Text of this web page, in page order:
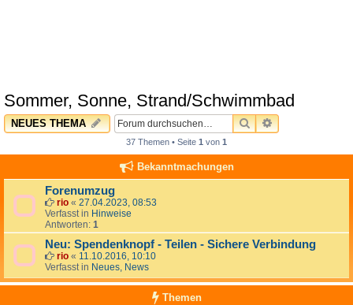
Sommer, Sonne, Strand/Schwimmbad
NEUES THEMA SUCHEERWEITERTE
37 Themen • Seite 1 von 1
Bekanntmachungen
Forenumzug
rio « 27.04.2023, 08:53
Verfasst in Hinweise
Antworten: 1
Neu: Spendenknopf - Teilen - Sichere Verbindung
rio « 11.10.2016, 10:10
Verfasst in Neues, News
Themen